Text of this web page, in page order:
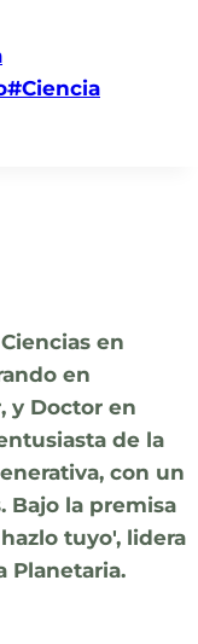
#Ciencia
en
en
y Doctor en
de la
con un
Bajo la premisa
tuyo', lidera
Planetaria.